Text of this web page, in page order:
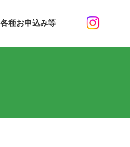
各種お申込み等